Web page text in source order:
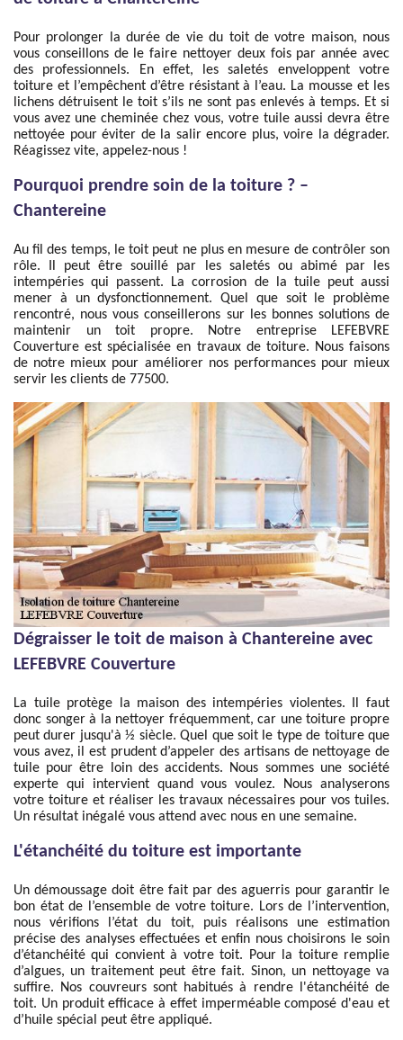
Pour prolonger la durée de vie du toit de votre maison, nous
vous conseillons de le faire nettoyer deux fois par année avec
des professionnels. En effet, les saletés enveloppent votre
toiture et l’empêchent d’être résistant à l’eau. La mousse et les
lichens détruisent le toit s’ils ne sont pas enlevés à temps. Et si
vous avez une cheminée chez vous, votre tuile aussi devra être
nettoyée pour éviter de la salir encore plus, voire la dégrader.
Réagissez vite, appelez-nous !
Pourquoi prendre soin de la toiture ? –
Chantereine
Au fil des temps, le toit peut ne plus en mesure de contrôler son
rôle. Il peut être souillé par les saletés ou abimé par les
intempéries qui passent. La corrosion de la tuile peut aussi
mener à un dysfonctionnement. Quel que soit le problème
rencontré, nous vous conseillerons sur les bonnes solutions de
maintenir un toit propre. Notre entreprise LEFEBVRE
Couverture est spécialisée en travaux de toiture. Nous faisons
de notre mieux pour améliorer nos performances pour mieux
servir les clients de 77500.
Dégraisser le toit de maison à Chantereine avec
LEFEBVRE Couverture
La tuile protège la maison des intempéries violentes. Il faut
donc songer à la nettoyer fréquemment, car une toiture propre
peut durer jusqu'à ½ siècle. Quel que soit le type de toiture que
vous avez, il est prudent d’appeler des artisans de nettoyage de
tuile pour être loin des accidents. Nous sommes une société
experte qui intervient quand vous voulez. Nous analyserons
votre toiture et réaliser les travaux nécessaires pour vos tuiles.
Un résultat inégalé vous attend avec nous en une semaine.
L'étanchéité du toiture est importante
Un démoussage doit être fait par des aguerris pour garantir le
bon état de l’ensemble de votre toiture. Lors de l’intervention,
nous vérifions l’état du toit, puis réalisons une estimation
précise des analyses effectuées et enfin nous choisirons le soin
d’étanchéité qui convient à votre toit. Pour la toiture remplie
d’algues, un traitement peut être fait. Sinon, un nettoyage va
suffire. Nos couvreurs sont habitués à rendre l'étanchéité de
toit. Un produit efficace à effet imperméable composé d'eau et
d’huile spécial peut être appliqué.